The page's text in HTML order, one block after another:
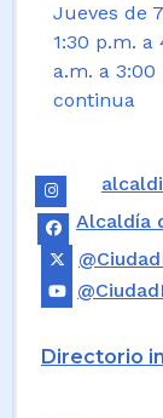
Jueves de
1:30 p.m.
a.m. a
continua
Alcaldía
Directorio